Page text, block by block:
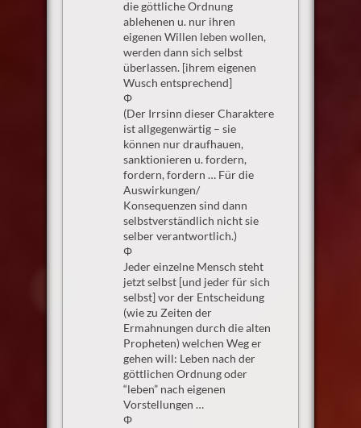
die göttliche Ordnung
ablehenen u. nur ihren
eigenen Willen leben wollen,
werden dann sich selbst
überlassen. [ihrem eigenen
Wusch entsprechend]
Φ
(Der Irrsinn dieser Charaktere
ist allgegenwärtig – sie
können nur draufhauen,
sanktionieren u. fordern,
fordern, fordern … Für die
Auswirkungen/
Konsequenzen sind dann
selbstverständlich nicht sie
selber verantwortlich.)
Φ
Jeder einzelne Mensch steht
jetzt selbst [und jeder für sich
selbst] vor der Entscheidung
(wie zu Zeiten der
Ermahnungen durch die alten
Propheten) welchen Weg er
gehen will: Leben nach der
göttlichen Ordnung oder
“leben” nach eigenen
Vorstellungen …
Φ